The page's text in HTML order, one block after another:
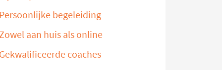
begeleiding
aan huis als online
coaches